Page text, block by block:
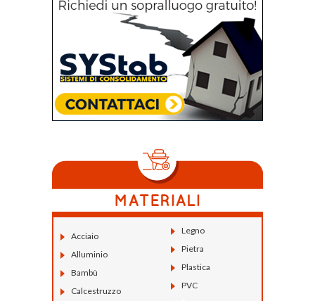
Acciaio
Alluminio
Bambù
Calcestruzzo
Legno
Pietra
Plastica
PVC